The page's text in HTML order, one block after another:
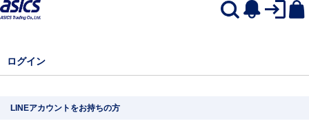
ログイン
LINEアカウントをお持ちの方